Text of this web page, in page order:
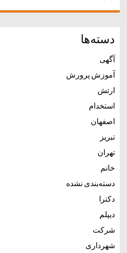
دسته‌ها
آگهی
آموزش پرورش
ارتش
استخدام
اصفهان
تبریز
تهران
خانم
دسته‌بندی نشده
دکترا
دیپلم
شرکت
شهرداری